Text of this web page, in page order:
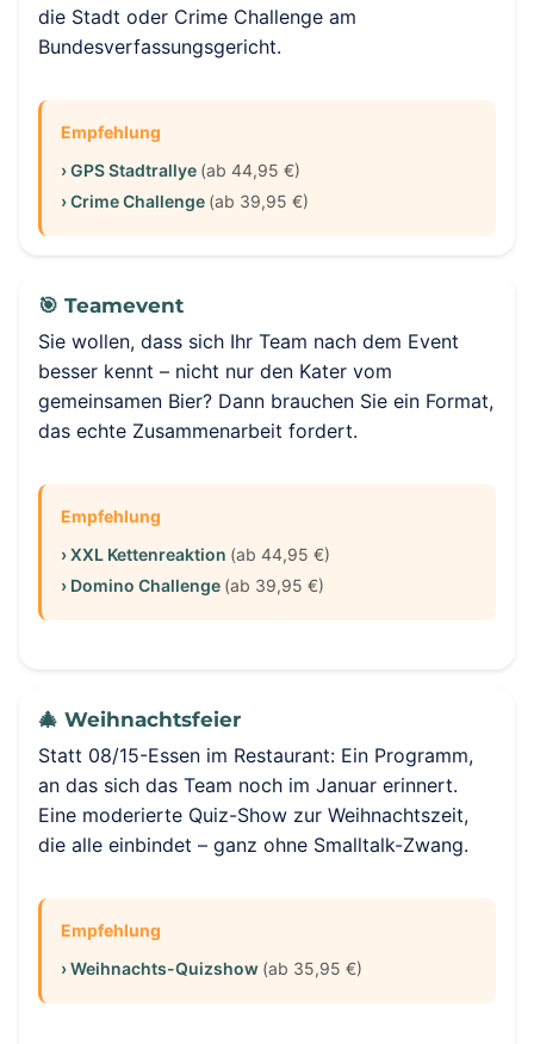
die Stadt oder Crime Challenge am
Bundesverfassungsgericht.
Empfehlung
› GPS Stadtrallye (ab 44,95 €)
› Crime Challenge (ab 39,95 €)
🎯 Teamevent
Sie wollen, dass sich Ihr Team nach dem Event
besser kennt – nicht nur den Kater vom
gemeinsamen Bier? Dann brauchen Sie ein Format,
das echte Zusammenarbeit fordert.
Empfehlung
› XXL Kettenreaktion (ab 44,95 €)
› Domino Challenge (ab 39,95 €)
🎄 Weihnachtsfeier
Statt 08/15-Essen im Restaurant: Ein Programm,
an das sich das Team noch im Januar erinnert.
Eine moderierte Quiz-Show zur Weihnachtszeit,
die alle einbindet – ganz ohne Smalltalk-Zwang.
Empfehlung
› Weihnachts-Quizshow (ab 35,95 €)